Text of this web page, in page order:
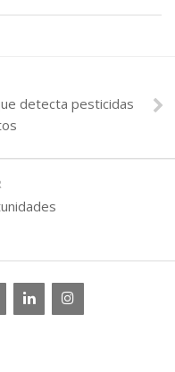
detecta pesticidas